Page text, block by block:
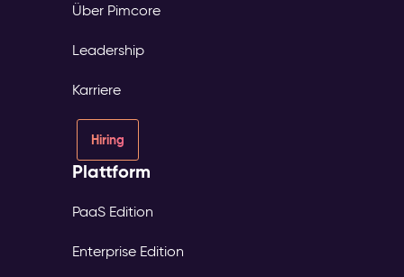
Über Pimcore
Leadership
Karriere
Hiring
Plattform
PaaS Edition
Enterprise Edition